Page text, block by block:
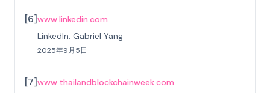
[6]www.linkedin.com
LinkedIn: Gabriel Yang
2025年9月5日
[7]www.thailandblockchainweek.com